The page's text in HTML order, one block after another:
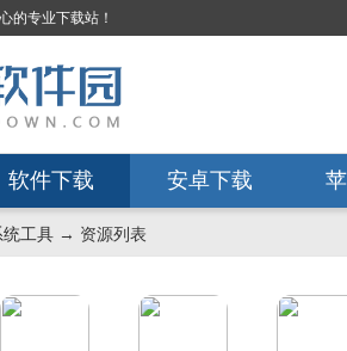
的专业下载站！
软件下载 安卓下载
统工具 → 资源列表